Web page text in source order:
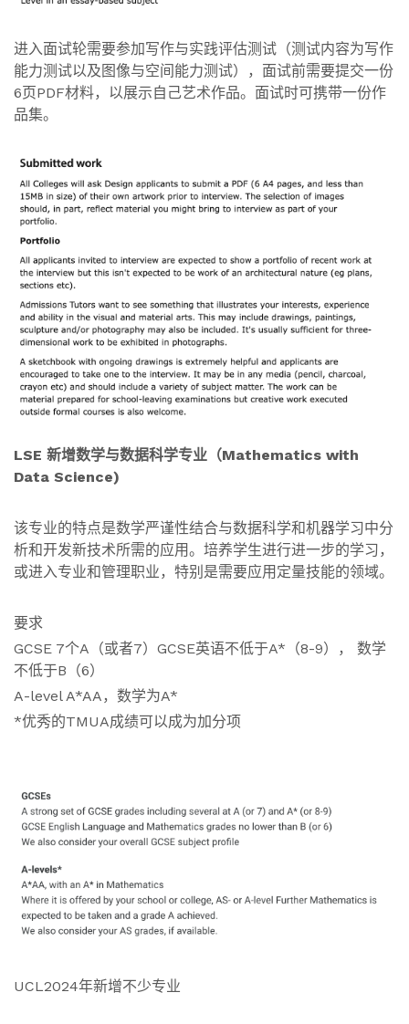
进入面试轮需要参加写作与实践评估测试（测试内容为写作
能力测试以及图像与空间能力测试），面试前需要提交一份
6页PDF材料，以展示自己艺术作品。面试时可携带一份作
品集。
LSE 新增数学与数据科学专业（Mathematics with
Data Science)
该专业的特点是数学严谨性结合与数据科学和机器学习中分
析和开发新技术所需的应用。培养学生进行进一步的学习，
或进入专业和管理职业，特别是需要应用定量技能的领域。
要求
GCSE 7个A（或者7）GCSE英语不低于A*（8-9）， 数学
不低于B（6）
A-level A*AA，数学为A*
*优秀的TMUA成绩可以成为加分项
UCL2024年新增不少专业